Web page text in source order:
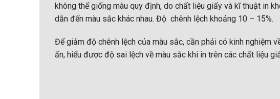
không thể giống màu quy định, do chất liệu giấy và kĩ thuật in
dẫn đến màu sắc khác nhau. Độ chênh lệch khoảng 10 – 15%.
Để giảm độ chênh lệch của màu sắc, cần phải có kinh nghiệm
ấn, hiểu được độ sai lệch về màu sắc khi in trên các chất liệu